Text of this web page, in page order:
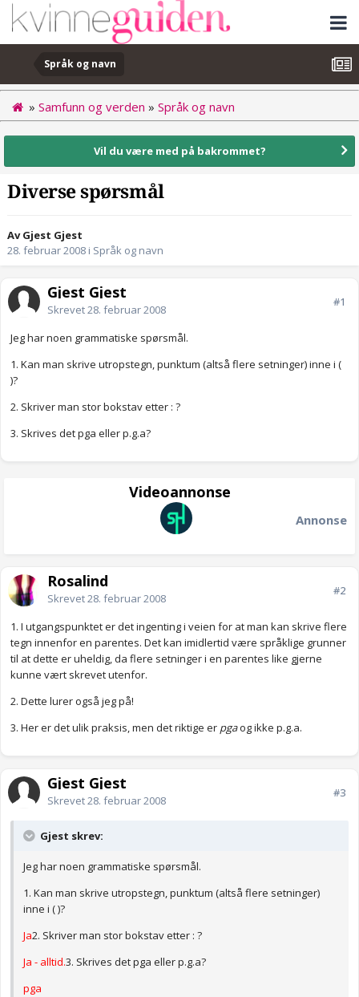
Språk og navn
» Samfunn og verden » Språk og navn
Vil du være med på bakrommet?
Diverse spørsmål
Av Gjest Gjest
28. februar 2008 i Språk og navn
Gjest Gjest
Skrevet28. februar 2008
#1
Jeg har noen grammatiske spørsmål.
1. Kan man skrive utropstegn, punktum (altså flere setninger) inne i (
)?
2. Skriver man stor bokstav etter : ?
3. Skrives det pga eller p.g.a?
Videoannonse
Annonse
Rosalind
Skrevet28. februar 2008
#2
1. I utgangspunktet er det ingenting i veien for at man kan skrive flere
tegn innenfor en parentes. Det kan imidlertid være språklige grunner
til at dette er uheldig, da flere setninger i en parentes like gjerne
kunne vært skrevet utenfor.
2. Dette lurer også jeg på!
3. Her er det ulik praksis, men det riktige er pgaog ikke p.g.a.
Gjest Gjest
Skrevet28. februar 2008
#3
Gjest skrev:
Jeg har noen grammatiske spørsmål.
1. Kan man skrive utropstegn, punktum (altså flere setninger)
inne i ( )?
Ja2. Skriver man stor bokstav etter : ?
Ja - alltid.3. Skrives det pga eller p.g.a?
pga